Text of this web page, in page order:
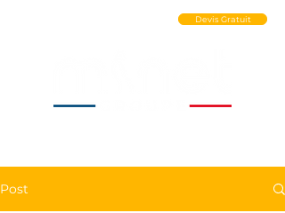
Devis Gratuit
Post